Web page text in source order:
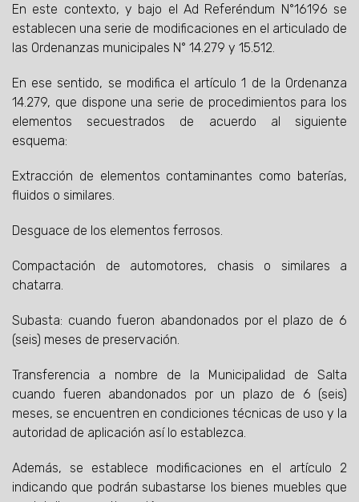
En este contexto, y bajo el Ad Referéndum N°16196 se
establecen una serie de modificaciones en el articulado de
las Ordenanzas municipales N° 14.279 y 15.512.
En ese sentido, se modifica el artículo 1 de la Ordenanza
14.279, que dispone una serie de procedimientos para los
elementos secuestrados de acuerdo al siguiente
esquema:
Extracción de elementos contaminantes como baterías,
fluidos o similares.
Desguace de los elementos ferrosos.
Compactación de automotores, chasis o similares a
chatarra.
Subasta: cuando fueron abandonados por el plazo de 6
(seis) meses de preservación.
Transferencia a nombre de la Municipalidad de Salta
cuando fueren abandonados por un plazo de 6 (seis)
meses, se encuentren en condiciones técnicas de uso y la
autoridad de aplicación así lo establezca.
Además, se establece modificaciones en el artículo 2
indicando que podrán subastarse los bienes muebles que